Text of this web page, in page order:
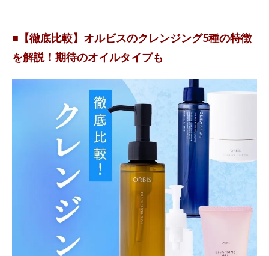
■【徹底比較】オルビスのクレンジング5種の特徴
を解説！期待のオイルタイプも